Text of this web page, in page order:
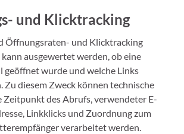
und Klicktracking
Öffnungsraten- und Klicktracking
ausgewertet werden, ob eine
wurde und welche Links
Zu diesem Zweck können technische
des Abrufs, verwendeter E-
Linkklicks und Zuordnung zum
verarbeitet werden.